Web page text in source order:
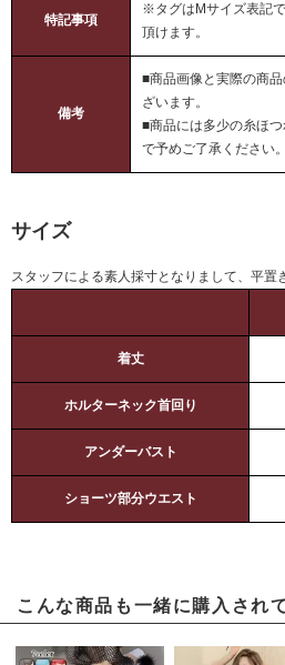
特記事項
※タグはMサイズ表記
頂けます。
備考
■商品画像と実際の商
ざいます。
■商品には多少の糸ほ
で予めご了承ください。
サイズ
スタッフによる素人採寸となりまして、平置
着丈
ホルターネック首回り
アンダーバスト
ショーツ部分ウエスト
こんな商品も一緒に購入され